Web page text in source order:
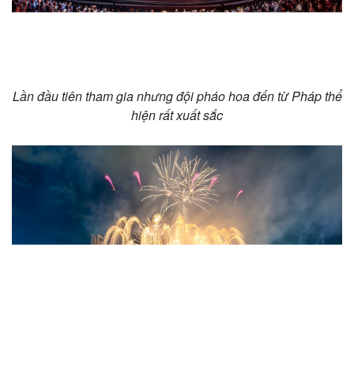
Lịch thi đấu bóng đá
Xe máy
Lần đầu tiên tham gia nhưng đội pháo hoa đến từ Pháp thể
hiện rất xuất sắc